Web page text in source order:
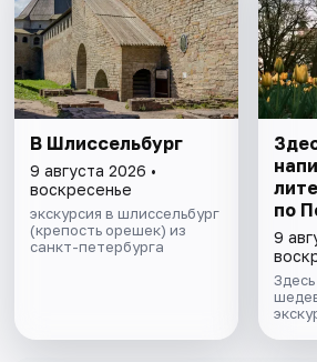
В Шлиссельбург
9 августа 2026 •
воскресенье
экскурсия в шлиссельбург
(крепость орешек) из
санкт-петербурга
по
9